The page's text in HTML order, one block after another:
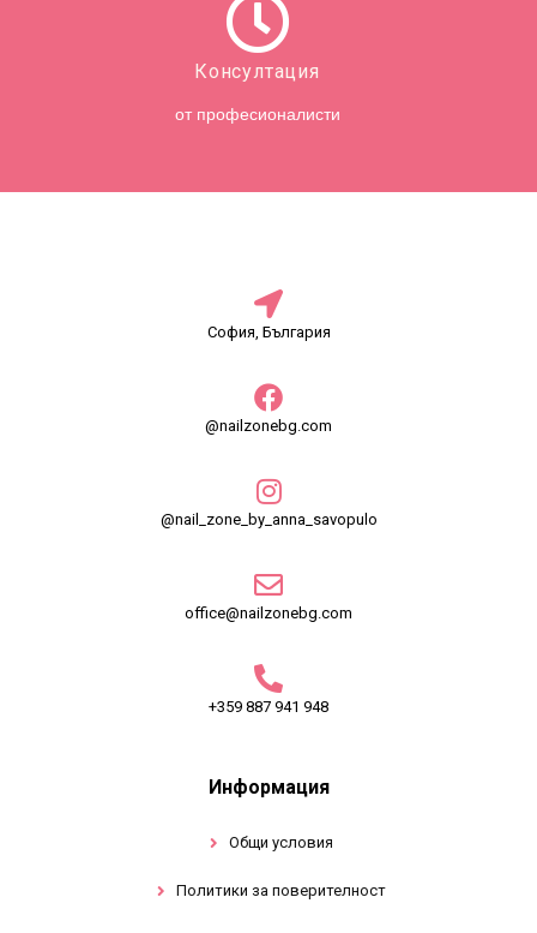
Консултация
от професионалисти
София, България
@nailzonebg.com
@nail_zone_by_anna_savopulo
office@nailzonebg.com
+359 887 941 948
Информация
Общи условия
Политики за поверителност